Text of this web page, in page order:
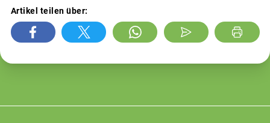
Artikel teilen über: